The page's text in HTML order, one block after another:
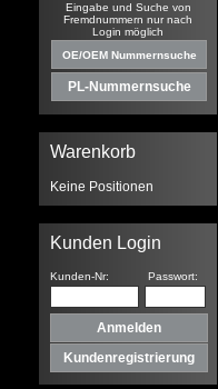
Eingabe und Suche von
Fremdnummern nur nach
Login möglich
Warenkorb
Keine Positionen
Kunden Login
Kunden-Nr: Passwort:
Kundenregistrierung